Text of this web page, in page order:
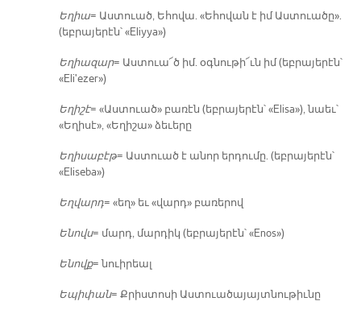
Ե­ղիա= Աս­տուած, Ե­հո­վա. «Ե­հո­վան է իմ Աս­տուա­ծը».
(եբ­րա­յե­րէն՝ «Eliyya»)
Ե­ղիա­զար= Աս­տուա՜ծ իմ. օգ­նու­թի՜ւն իմ (եբ­րա­յե­րէն՝
«Eli'ezer»)
Ե­ղի­շէ= «Աս­տուած» բա­ռէն (եբ­րա­յե­րէն՝ «Elisa»), նաեւ՝
«Ե­ղի­սէ», «Ե­ղի­շա» ձե­ւե­րը
Ե­ղի­սա­բէթ= Աս­տուած է ա­նոր եր­դու­մը. (եբ­րա­յե­րէն՝
«Eliseba»)
Եղ­վարդ= «եղ» եւ «վարդ» բա­ռե­րով
Ե­նովս= մարդ, մար­դիկ (եբ­րա­յե­րէն՝ «Enos»)
Ե­նովք= նուի­րեալ
Ե­պի­փան= Քրիս­տո­սի Աս­տուա­ծա­յայտ­նու­թիւ­նը